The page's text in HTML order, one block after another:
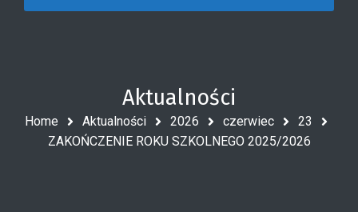
Aktualności
Home Aktualności 2026 czerwiec
23
ZAKOŃCZENIE ROKU SZKOLNEGO 2025/2026